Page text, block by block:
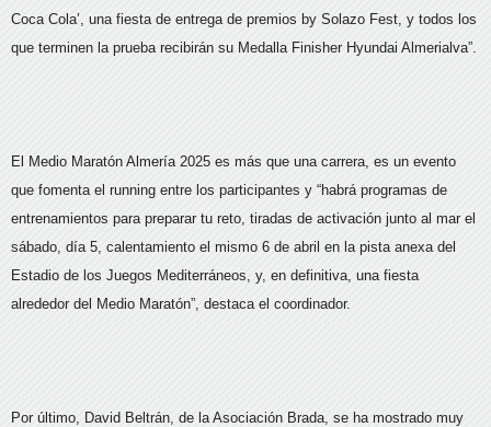
Coca Cola’, una fiesta de entrega de premios by Solazo Fest, y todos los
que terminen la prueba recibirán su Medalla Finisher Hyundai Almerialva”.
El Medio Maratón Almería 2025 es más que una carrera, es un evento
que fomenta el running entre los participantes y “habrá programas de
entrenamientos para preparar tu reto, tiradas de activación junto al mar el
sábado, día 5, calentamiento el mismo 6 de abril en la pista anexa del
Estadio de los Juegos Mediterráneos, y, en definitiva, una fiesta
alrededor del Medio Maratón”, destaca el coordinador.
Por último, David Beltrán, de la Asociación Brada, se ha mostrado muy